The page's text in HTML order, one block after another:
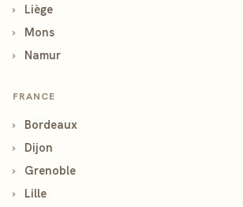
›
Liège
›
Mons
›
Namur
FRANCE
›
Bordeaux
›
Dijon
›
Grenoble
›
Lille